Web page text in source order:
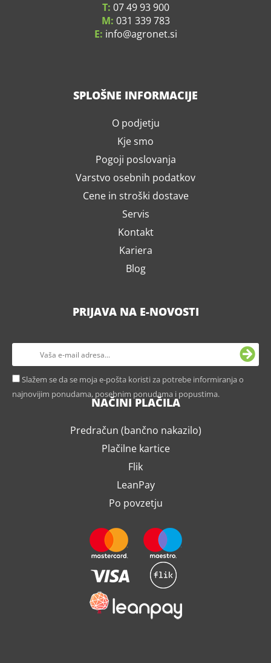
T: 07 49 93 900
M: 031 339 783
E: info agronet.si
SPLOŠNE INFORMACIJE
O podjetju
Kje smo
Pogoji poslovanja
Varstvo osebnih podatkov
Cene in stroški dostave
Servis
Kontakt
Kariera
Blog
PRIJAVA NA E-NOVOSTI
Slažem se da se moja e-pošta koristi za potrebe informiranja o
najnovijim ponudama, posebnim ponudama i popustima.
NAČINI PLAČILA
Predračun (bančno nakazilo)
Plačilne kartice
Flik
LeanPay
Po povzetju